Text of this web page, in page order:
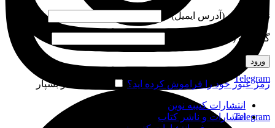
Telegram
Telegram
نام کاربری (آدرس ایمیل)
گذرواژه (شماره موبایل)
ورود
رمز عبور خود را فراموش کرده اید؟ مرا به خاطر بسپار
انتشارات کتیبه نوین
انتشارات و ناشر کتاب